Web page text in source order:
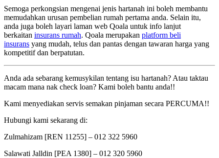
Semoga perkongsian mengenai jenis hartanah ini boleh membantu
memudahkan urusan pembelian rumah pertama anda. Selain itu,
anda juga boleh layari laman web Qoala untuk info lanjut
berkaitan insurans rumah. Qoala merupakan platform beli
insurans yang mudah, telus dan pantas dengan tawaran harga yang
kompetitif dan berpatutan.
Anda ada sebarang kemusykilan tentang isu hartanah? Atau taktau
macam mana nak check loan? Kami boleh bantu anda!!
Kami menyediakan servis semakan pinjaman secara PERCUMA!!
Hubungi kami sekarang di:
Zulmahizam [REN 11255] – 012 322 5960
Salawati Jalldin [PEA 1380] – 012 320 5960